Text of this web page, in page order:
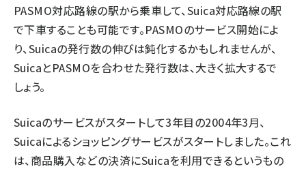
PASMO対応路線の駅から乗車して、Suica対応路線の駅
で下車することも可能です。PASMOのサービス開始によ
り、Suicaの発行数の伸びは鈍化するかもしれませんが、
SuicaとPASMOを合わせた発行数は、大きく拡大するで
しょう。
Suicaのサービスがスタートして3年目の2004年3月、
Suicaによるショッピングサービスがスタートしました。これ
は、商品購入などの決済にSuicaを利用できるというもの